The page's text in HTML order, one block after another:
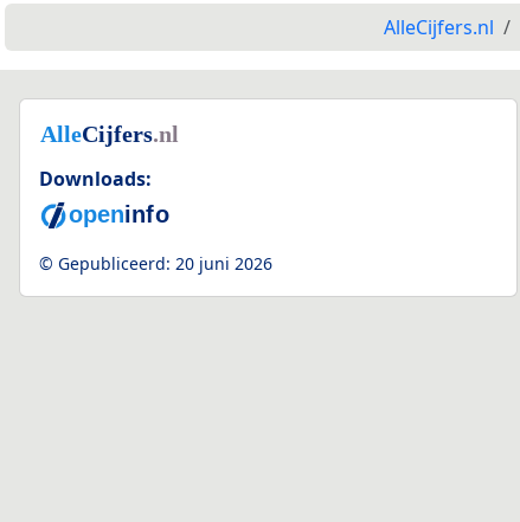
AlleCijfers.nl
Downloads:
© Gepubliceerd: 20 juni 2026